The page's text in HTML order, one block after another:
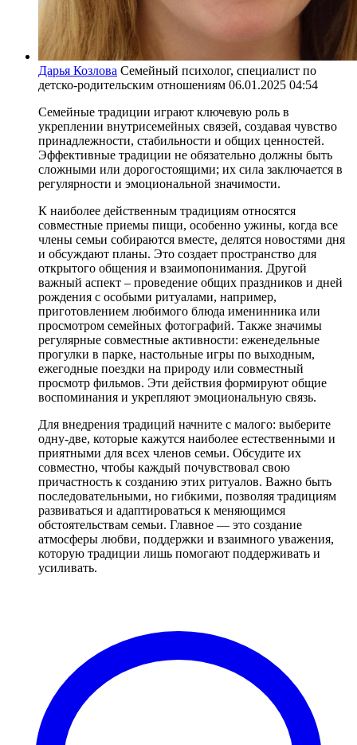
Дарья Козлова Семейный психолог, специалист по
детско-родительским отношениям 06.01.2025 04:54
Семейные традиции играют ключевую роль в
укреплении внутрисемейных связей, создавая чувство
принадлежности, стабильности и общих ценностей.
Эффективные традиции не обязательно должны быть
сложными или дорогостоящими; их сила заключается в
регулярности и эмоциональной значимости.
К наиболее действенным традициям относятся
совместные приемы пищи, особенно ужины, когда все
члены семьи собираются вместе, делятся новостями дня
и обсуждают планы. Это создает пространство для
открытого общения и взаимопонимания. Другой
важный аспект – проведение общих праздников и дней
рождения с особыми ритуалами, например,
приготовлением любимого блюда именинника или
просмотром семейных фотографий. Также значимы
регулярные совместные активности: еженедельные
прогулки в парке, настольные игры по выходным,
ежегодные поездки на природу или совместный
просмотр фильмов. Эти действия формируют общие
воспоминания и укрепляют эмоциональную связь.
Для внедрения традиций начните с малого: выберите
одну-две, которые кажутся наиболее естественными и
приятными для всех членов семьи. Обсудите их
совместно, чтобы каждый почувствовал свою
причастность к созданию этих ритуалов. Важно быть
последовательными, но гибкими, позволяя традициям
развиваться и адаптироваться к меняющимся
обстоятельствам семьи. Главное — это создание
атмосферы любви, поддержки и взаимного уважения,
которую традиции лишь помогают поддерживать и
усиливать.